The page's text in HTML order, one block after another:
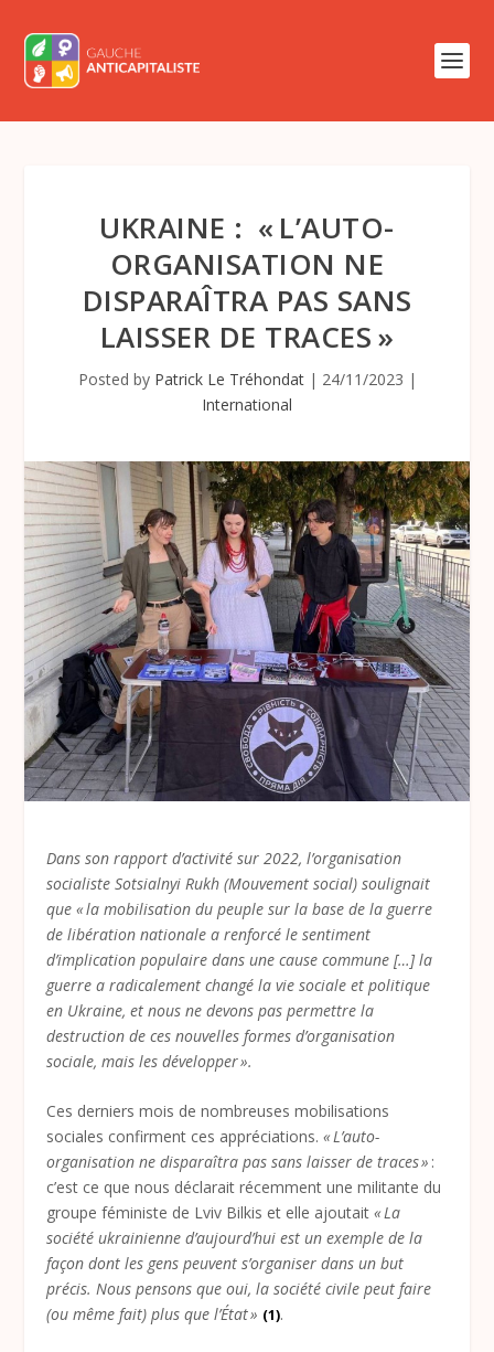
UKRAINE : « L’AUTO-
ORGANISATION NE
DISPARAÎTRA PAS SANS
LAISSER DE TRACES »
Posted by Patrick Le Tréhondat| 24/11/2023 |
International
Dans son rapport d’activité sur 2022, l’organisation
socialiste Sotsialnyi Rukh (Mouvement social) soulignait
que « la mobilisation du peuple sur la base de la guerre
de libération nationale a renforcé le sentiment
d’implication populaire dans une cause commune […] la
guerre a radicalement changé la vie sociale et politique
en Ukraine, et nous ne devons pas permettre la
destruction de ces nouvelles formes d’organisation
sociale, mais les développer ».
Ces derniers mois de nombreuses mobilisations
sociales confirment ces appréciations.« L’auto-
organisation ne disparaîtra pas sans laisser de traces » :
c’est ce que nous déclarait récemment une militante du
groupe féministe de Lviv Bilkis et elle ajoutait« La
société ukrainienne d’aujourd’hui est un exemple de la
façon dont les gens peuvent s’organiser dans un but
précis. Nous pensons que oui, la société civile peut faire
(ou même fait) plus que l’État » (1).